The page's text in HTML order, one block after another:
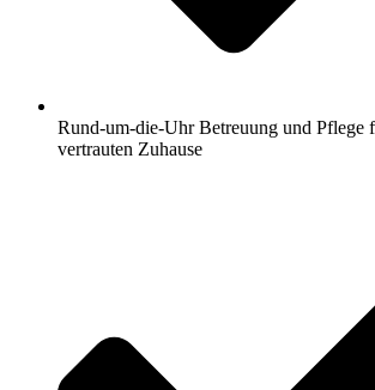
Rund-um-die-Uhr Betreuung und Pflege
vertrauten Zuhause